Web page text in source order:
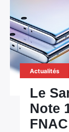
Actualités
Le
Note